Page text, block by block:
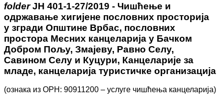
folder ЈН 401-1-27/2019 - Чишћење и
одржавање хигијене пословних просторија
у згради Општине Врбас, пословних
простора Месних канцеларија у Бачком
Добром Пољу, Змајеву, Равно Селу,
Савином Селу и Куцури, Канцеларије за
младе, канцеларија туристичке организација
(ознака из ОРН: 90911200 – услуге чишћења канцеларија)